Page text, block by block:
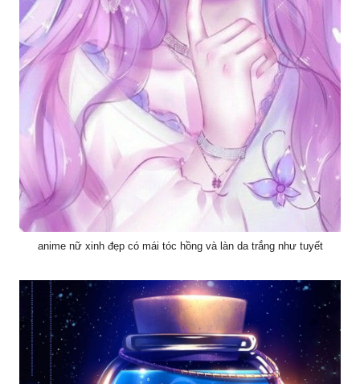
anime nữ xinh đẹp có mái tóc hồng và làn da trắng như tuyết